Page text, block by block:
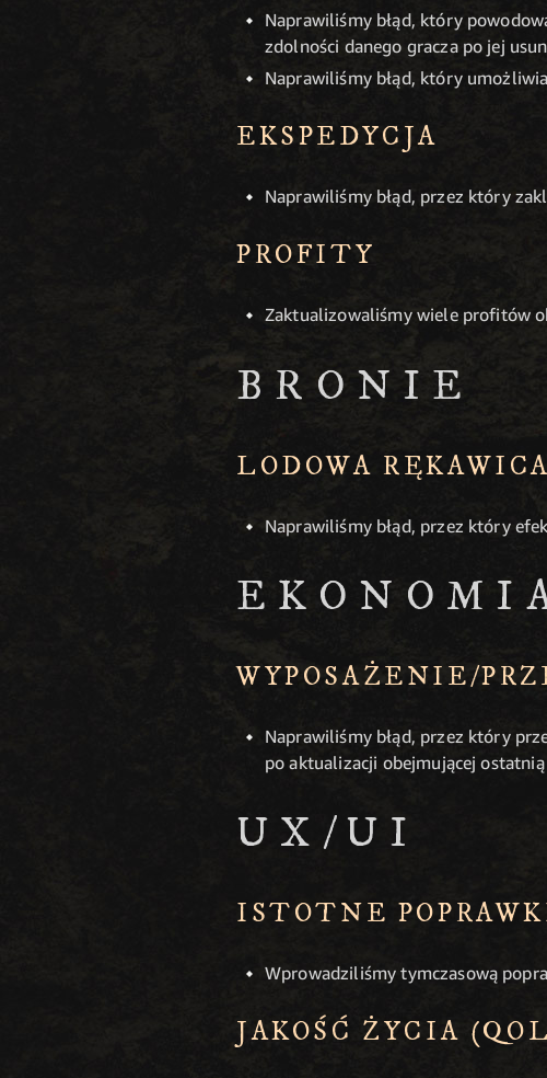
Naprawiliśmy błąd, który
zdolności danego gracza po jej
Naprawiliśmy błąd, który
EKSPEDYCJA
Naprawiliśmy błąd, przez który
PROFITY
Zaktualizowaliśmy wiele profitów
BRONIE
LODOWA RĘKAWICA
Naprawiliśmy błąd, przez który
WYPOSAŻENIE/
Naprawiliśmy błąd, przez który
po aktualizacji obejmującej
UX/UI
ISTOTNE
Wprowadziliśmy tymczasową
JAKOŚĆ ŻYCIA